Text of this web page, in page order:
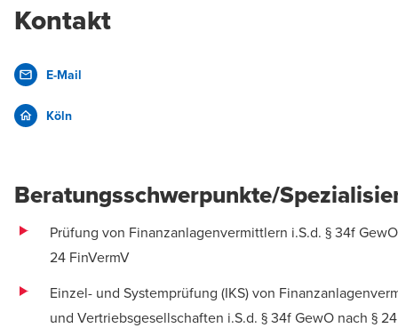
Kontakt
E-Mail
Köln
Beratungsschwerpunkte/
Prüfung von Finanzanlagenvermittlern i.S.d. § 34f
24 FinVermV
Einzel- und Systemprüfung (IKS) von
und Vertriebsgesellschaften i.S.d. § 34f GewO nach § 24